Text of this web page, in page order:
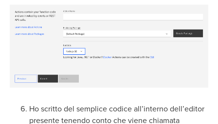
Ho scritto del semplice codice all’interno dell’editor
presente tenendo conto che viene chiamata